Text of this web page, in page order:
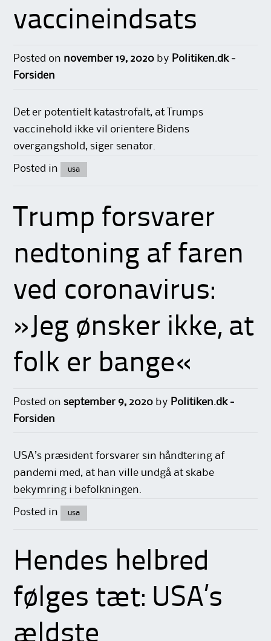
vaccineindsats
Posted on november 19, 2020 by Politiken.dk -
Forsiden
Det er potentielt katastrofalt, at Trumps
vaccinehold ikke vil orientere Bidens
overgangshold, siger senator.
Posted in usa
Trump forsvarer
nedtoning af faren
ved coronavirus:
»Jeg ønsker ikke, at
folk er bange«
Posted onseptember 9, 2020 by Politiken.dk -
Forsiden
USA’s præsident forsvarer sin håndtering af
pandemi med, at han ville undgå at skabe
bekymring i befolkningen.
Posted in usa
Hendes helbred
følges tæt: USA’s